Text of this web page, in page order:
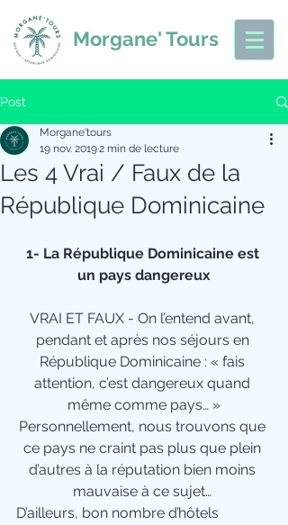
Morgane' Tours
Post
Les 4 Vrai / Faux de la
République Dominicaine
Morgane'tours
19 nov. 20192 min de lecture
1- La République Dominicaine est
un pays dangereux
VRAI ET FAUX - On l’entend avant,
pendant et après nos séjours en
République Dominicaine : « fais
attention, c’est dangereux quand
même comme pays… »
Personnellement, nous trouvons que
ce pays ne craint pas plus que plein
d’autres à la réputation bien moins
mauvaise à ce sujet…
D’ailleurs, bon nombre d’hôtels